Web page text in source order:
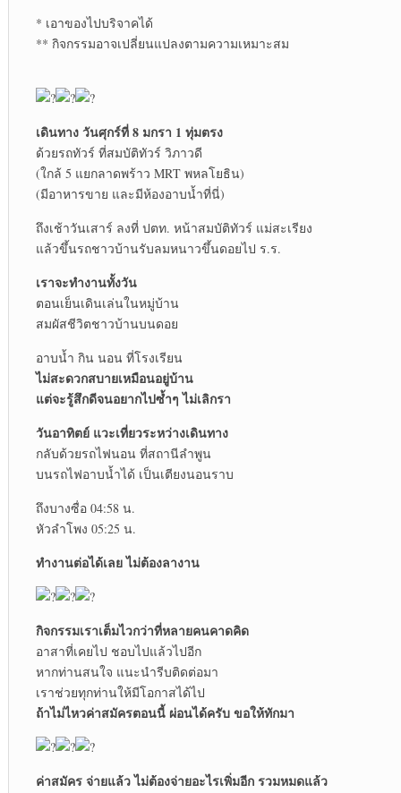
* เอาของไปบริจาคได้
** กิจกรรมอาจเปลี่ยนแปลงตามความเหมาะสม
เดินทาง วันศุกร์ที่ 8 มกรา 1 ทุ่มตรง
ด้วยรถทัวร์ ที่สมบัติทัวร์ วิภาวดี
(ใกล้ 5 แยกลาดพร้าว MRT พหลโยธิน)
(มีอาหารขาย และมีห้องอาบน้ำที่นี่)
ถึงเช้าวันเสาร์ ลงที่ ปตท. หน้าสมบัติทัวร์ แม่สะเรียง
แล้วขึ้นรถชาวบ้านรับลมหนาวขึ้นดอยไป ร.ร.
เราจะทำงานทั้งวัน
ตอนเย็นเดินเล่นในหมู่บ้าน
สมผัสชีวิตชาวบ้านบนดอย
อาบน้ำ กิน นอน ที่โรงเรียน
ไม่สะดวกสบายเหมือนอยู่บ้าน
แต่จะรู้สึกดีจนอยากไปซ้ำๆ ไม่เลิกรา
วันอาทิตย์ แวะเที่ยวระหว่างเดินทาง
กลับด้วยรถไฟนอน ที่สถานีลำพูน
บนรถไฟอาบน้ำได้ เป็นเตียงนอนราบ
ถึงบางซื่อ 04:58 น.
หัวลำโพง 05:25 น.
ทำงานต่อได้เลย ไม่ต้องลางาน
กิจกรรมเราเต็มไวกว่าที่หลายคนคาดคิด
อาสาที่เคยไป ชอบไปแล้วไปอีก
หากท่านสนใจ แนะนำรีบติดต่อมา
เราช่วยทุกท่านให้มีโอกาสได้ไป
ถ้าไม่ไหวค่าสมัครตอนนี้ ผ่อนได้ครับ ขอให้ทักมา
ค่าสมัคร จ่ายแล้ว ไม่ต้องจ่ายอะไรเพิ่มอีก รวมหมดแล้ว